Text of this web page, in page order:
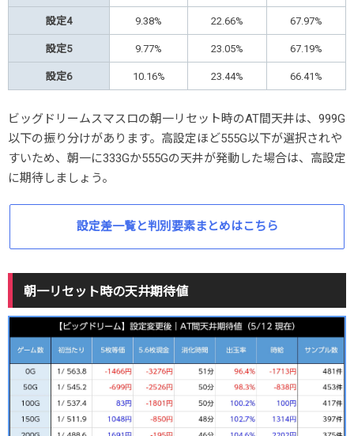
設定4 9.38% 22.66% 67.97%
設定5 9.77% 23.05% 67.19%
設定6 10.16% 23.44% 66.41%
ビッグドリームスマスロの朝一リセット時のAT間天井は、999G
以下の振り分けがあります。高設定ほど555G以下が選択されや
すいため、朝一に333Gか555Gの天井が発動した場合は、高設定
に期待しましょう。
設定差一覧と判別要素まとめはこちら
朝一リセット時の天井期待値